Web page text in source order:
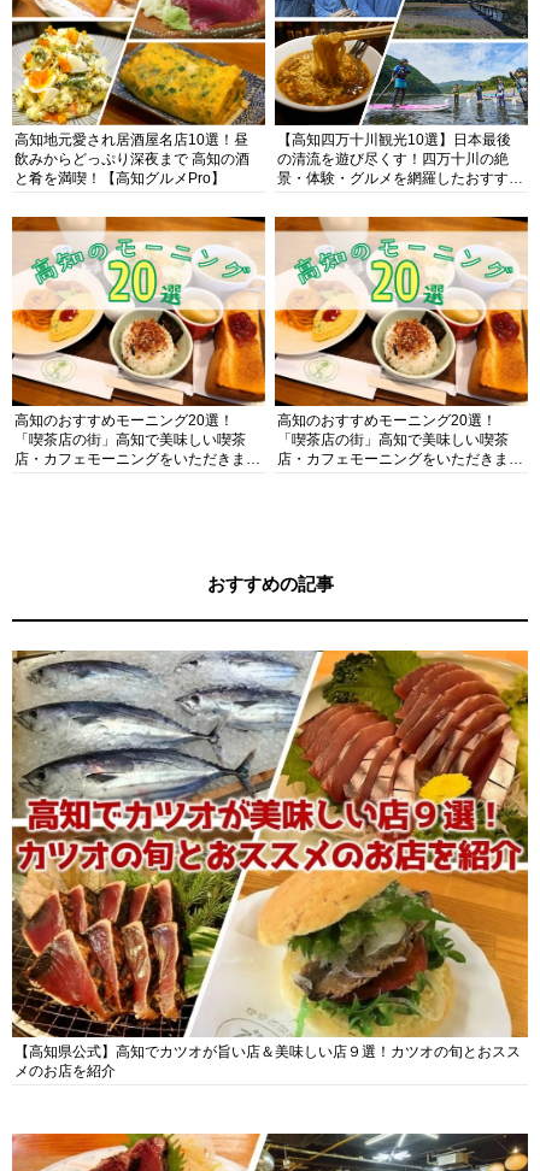
高知地元愛され居酒屋名店10選！昼
飲みからどっぷり深夜まで 高知の酒
と肴を満喫！【高知グルメPro】
【高知四万十川観光10選】日本最後
の清流を遊び尽くす！四万十川の絶
景・体験・グルメを網羅したおすすめ
高知のおすすめモーニング20選！
「喫茶店の街」高知で美味しい喫茶
店・カフェモーニングをいただきま
高知のおすすめモーニング20選！
「喫茶店の街」高知で美味しい喫茶
店・カフェモーニングをいただきま
おすすめの記事
【高知県公式】高知でカツオが旨い店＆美味しい店９選！カツオの旬とおスス
メのお店を紹介